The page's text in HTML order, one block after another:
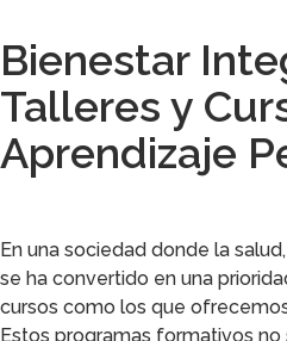
Bienestar
Talleres y
Aprendizaje
En una sociedad donde la
se ha convertido en una
cursos como los que
Estos programas formativos